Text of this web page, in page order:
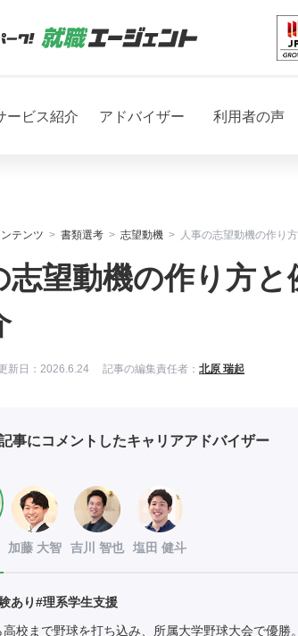
ービス紹介 アドバイザー 利用者の声
テンツ 書類選考 志望動機 人事の志望動機の作り
志望動機の作り方と
新日： 2026.6.24 記事の編集責任者： 北原 瑞起
事にコメントしたキャリアアドバイザー
加藤 大智 吉川 智也 塩田 健斗
あり#理系学生支援
高校まで野球を打ち込み、所属大学野球大会で優勝